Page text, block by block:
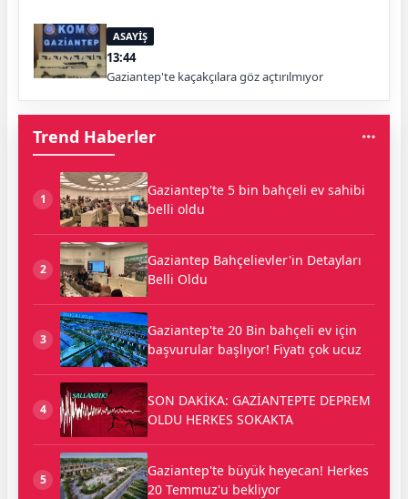
ASAYİŞ
13:44
Gaziantep'te kaçakçılara göz açtırılmıyor
Trend Haberler
1
Gaziantep'te 5 bin bahçeli ev sahibi
belli oldu
2
Gaziantep Bahçelievler'in Detayları
Belli Oldu
3
Gaziantep'te 20 Bin bahçeli ev için
başvurular başlıyor! Fiyatı çok ucuz
4
SON DAKİKA: GAZİANTEPTE DEPREM
OLDU HERKES SOKAKTA
5
Gaziantep'te büyük heyecan! Herkes
20 Temmuz'u bekliyor